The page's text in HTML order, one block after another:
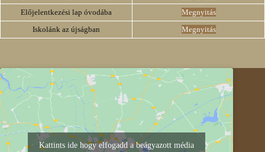
Előjelentkezési lap óvodába
Megnyitás
Iskolánk az újságban
Megnyitás
Kattints ide hogy elfogadd a beágyazott média